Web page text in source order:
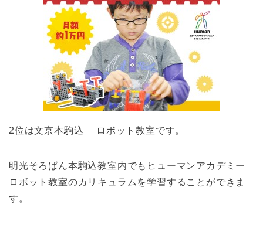
2位は文京本駒込 ロボット教室です。
明光そろばん本駒込教室内でもヒューマンアカデミー
ロボット教室のカリキュラムを学習することができま
す。